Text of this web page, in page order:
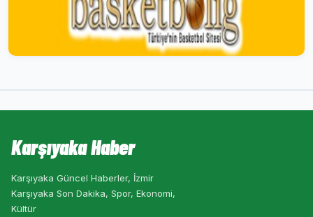
Karşıyaka Haber
Karşıyaka Güncel Haberler, İzmir
Karşıyaka Son Dakika, Spor, Ekonomi,
Kültür